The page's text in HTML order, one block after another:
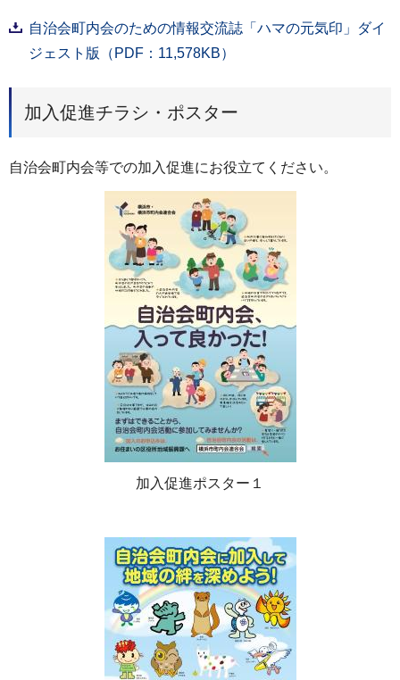
自治会町内会のための情報交流誌「ハマの元気印」ダイ
ジェスト版（PDF：11,578KB）
加入促進チラシ・ポスター
自治会町内会等での加入促進にお役立てください。
加入促進ポスター１